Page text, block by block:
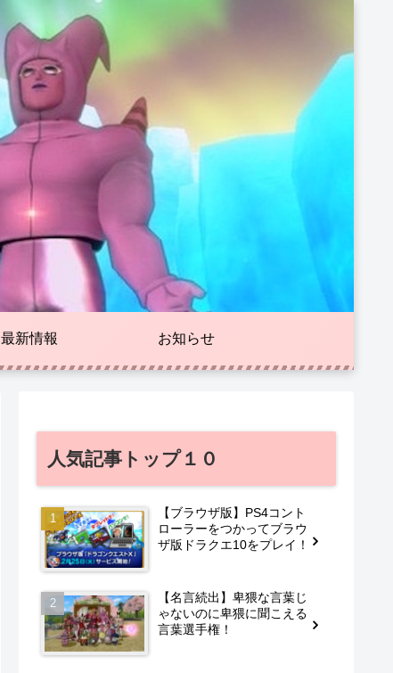
最新情報 お知らせ
人気記事トップ１０
【ブラウザ版】PS4コント
ローラーをつかってブラウ
ザ版ドラクエ10をプレイ！
【名言続出】卑猥な言葉じ
ゃないのに卑猥に聞こえる
言葉選手権！